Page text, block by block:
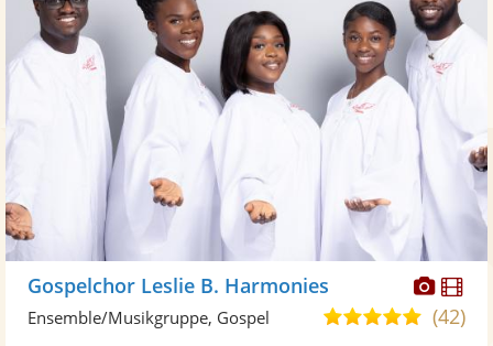
Gospelchor Leslie B. Harmonies
5,0(42)
Ensemble/Musikgruppe, Gospel